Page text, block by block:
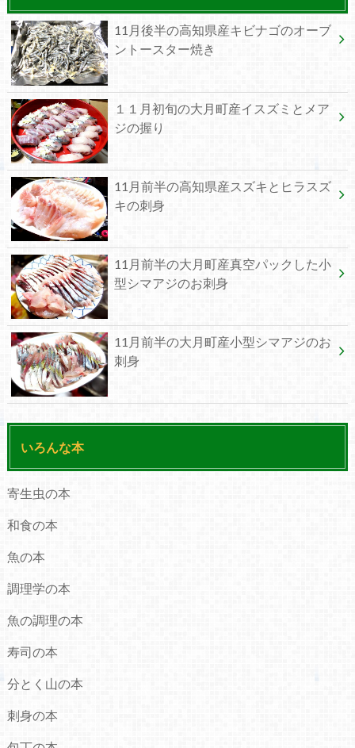
11月後半の高知県産キビナゴのオーブ
ントースター焼き
１１月初旬の大月町産イスズミとメア
ジの握り
11月前半の高知県産スズキとヒラスズ
キの刺身
11月前半の大月町産真空パックした小
型シマアジのお刺身
11月前半の大月町産小型シマアジのお
刺身
いろんな本
寄生虫の本
和食の本
魚の本
調理学の本
魚の調理の本
寿司の本
分とく山の本
刺身の本